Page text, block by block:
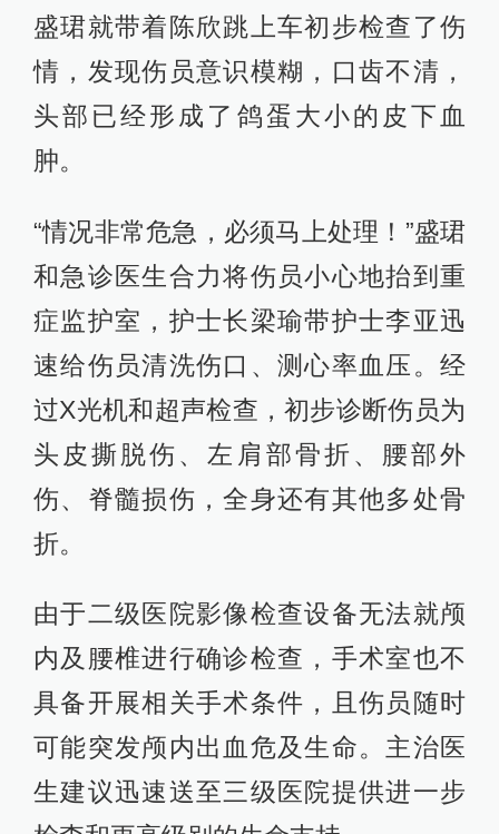
盛珺就带着陈欣跳上车初步检查了伤
情，发现伤员意识模糊，口齿不清，
头部已经形成了鸽蛋大小的皮下血
肿。
“情况非常危急，必须马上处理！”盛珺
和急诊医生合力将伤员小心地抬到重
症监护室，护士长梁瑜带护士李亚迅
速给伤员清洗伤口、测心率血压。经
过X光机和超声检查，初步诊断伤员为
头皮撕脱伤、左肩部骨折、腰部外
伤、脊髓损伤，全身还有其他多处骨
折。
由于二级医院影像检查设备无法就颅
内及腰椎进行确诊检查，手术室也不
具备开展相关手术条件，且伤员随时
可能突发颅内出血危及生命。主治医
生建议迅速送至三级医院提供进一步